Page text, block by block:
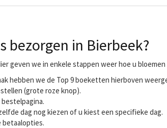
bezorgen in Bierbeek?
geven we in enkele stappen weer hoe u
hebben we de Top 9 boeketten hierboven
(grote roze knop).
dag nog kiezen of u kiest een specifieke dag.
betaalopties.